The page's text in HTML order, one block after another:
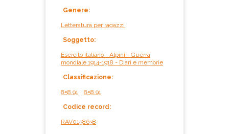
Genere:
Letteratura per ragazzi
Soggetto:
Esercito italiano - Alpini - Guerra
mondiale 1914-1918 - Diari e memorie
Classificazione:
858.91 ; 858.91
Codice record:
RAV0158638